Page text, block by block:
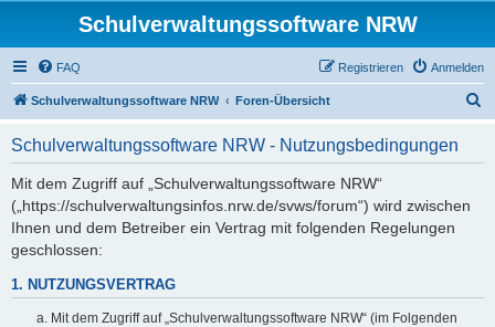
Schulverwaltungssoftware NRW
FAQ Anmelden
Registrieren
Schulverwaltungssoftware NRW Foren-Übersicht
Schulverwaltungssoftware NRW - Nutzungsbedingungen
Mit dem Zugriff auf „Schulverwaltungssoftware NRW“
(„https://schulverwaltungsinfos.nrw.de/svws/forum“) wird zwischen
Ihnen und dem Betreiber ein Vertrag mit folgenden Regelungen
geschlossen:
1. NUTZUNGSVERTRAG
Mit dem Zugriff auf „Schulverwaltungssoftware NRW“ (im Folgenden